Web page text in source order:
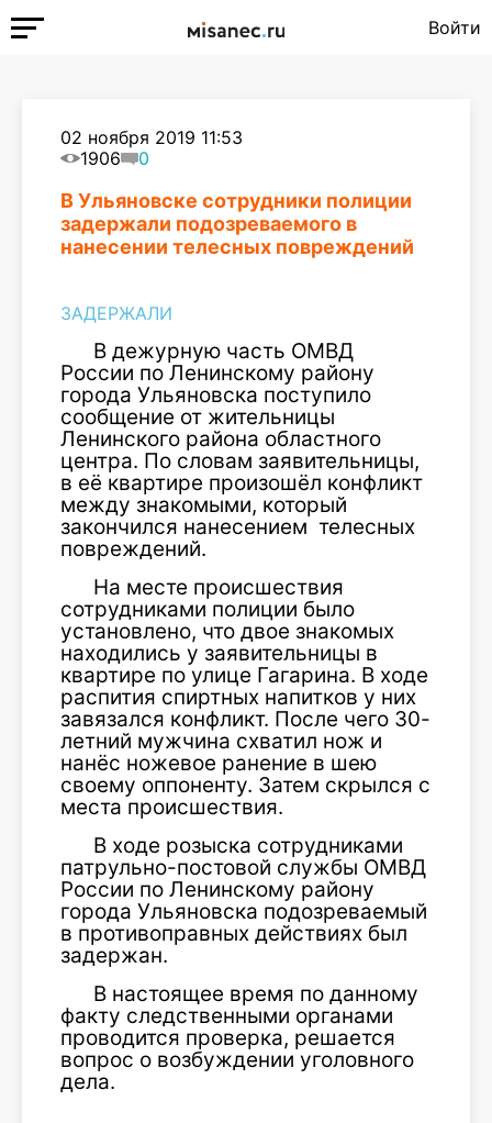
Войти
02 ноября 2019 11:53
1906
0
В Ульяновске сотрудники полиции
задержали подозреваемого в
нанесении телесных повреждений
ЗАДЕРЖАЛИ
В дежурную часть ОМВД
России по Ленинскому району
города Ульяновска поступило
сообщение от жительницы
Ленинского района областного
центра. По словам заявительницы,
в её квартире произошёл конфликт
между знакомыми, который
закончился нанесением телесных
повреждений.
На месте происшествия
сотрудниками полиции было
установлено, что двое знакомых
находились у заявительницы в
квартире по улице Гагарина. В ходе
распития спиртных напитков у них
завязался конфликт. После чего 30-
летний мужчина схватил нож и
нанёс ножевое ранение в шею
своему оппоненту. Затем скрылся с
места происшествия.
В ходе розыска сотрудниками
патрульно-постовой службы ОМВД
России по Ленинскому району
города Ульяновска подозреваемый
в противоправных действиях был
задержан.
В настоящее время по данному
факту следственными органами
проводится проверка, решается
вопрос о возбуждении уголовного
дела.